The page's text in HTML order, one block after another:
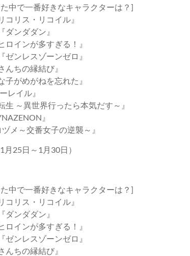
中で一番好きなキャラクターは？]
コリス・リコイル』
ダンダダン』
ロインが多すぎる！』
ゼンレスゾーンゼロ』
んちの縁結び』
子がめがねを忘れた』
レイル』
生 ～異世界行ったら本気だす～』
』
メ～交番女子の逆襲～』
月25日～1月30日）
中で一番好きなキャラクターは？]
コリス・リコイル』
ダンダダン』
ロインが多すぎる！』
ゼンレスゾーンゼロ』
んちの縁結び』